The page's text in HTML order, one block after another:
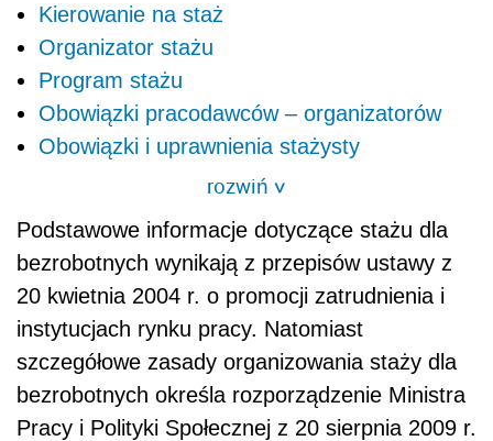
Kierowanie na staż
Organizator stażu
Program stażu
Obowiązki pracodawców – organizatorów
Obowiązki i uprawnienia stażysty
rozwiń>
Podstawowe informacje dotyczące stażu dla
bezrobotnych wynikają z przepisów ustawy z
20 kwietnia 2004 r. o promocji zatrudnienia i
instytucjach rynku pracy. Natomiast
szczegółowe zasady organizowania staży dla
bezrobotnych określa rozporządzenie Ministra
Pracy i Polityki Społecznej z 20 sierpnia 2009 r.